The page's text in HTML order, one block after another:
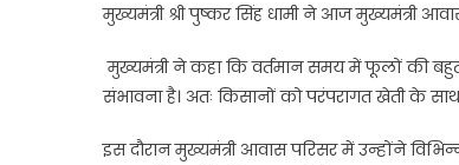
मुख्यमंत्री श्री पुष्कर सिंह धामी ने आज मुख्यमंत्री
मुख्यमंत्री ने कहा कि वर्तमान समय में फूलों की
संभावना है। अतः किसानों को परंपरागत खेती के
इस दौरान मुख्यमंत्री आवास परिसर में उन्होंने